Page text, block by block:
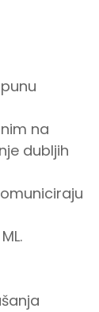
na
dubljih